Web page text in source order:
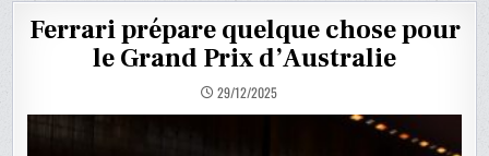
Ferrari prépare quelque chose pour
le Grand Prix d’Australie
29/12/2025